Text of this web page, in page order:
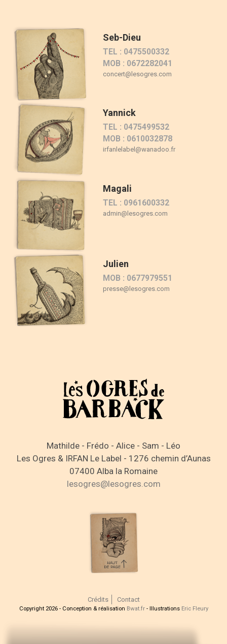
Seb-Dieu
TEL : 0475500332
MOB : 0672282041
concert@lesogres.com
Yannick
TEL : 0475499532
MOB : 0610032878
irfanlelabel@wanadoo.fr
Magali
TEL : 0961600332
admin@lesogres.com
Julien
MOB : 0677979551
presse@lesogres.com
Mathilde - Frédo - Alice - Sam - Léo
Les Ogres & IRFAN Le Label - 1276 chemin d’Aunas
07400 Alba la Romaine
lesogres@lesogres.com
Crédits Contact
Copyright 2026 - Conception & réalisation Bwat.fr- Illustrations Eric Fleury